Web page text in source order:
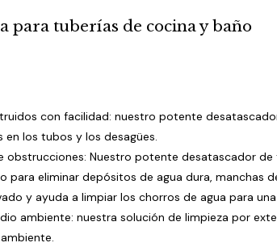
para tuberías de cocina y baño
con facilidad: nuestro potente
los tubos y los desagües.
obstrucciones: Nuestro potente desatascador
eliminar depósitos de agua dura, manchas
y ayuda a limpiar los chorros de agua para
ambiente: nuestra solución de limpieza por